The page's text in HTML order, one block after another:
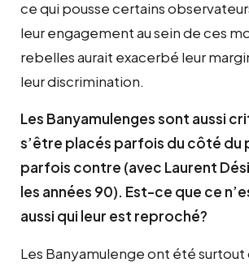
ce qui pousse certains
leur engagement au sein de ces
rebelles aurait exacerbé leur
leur discrimination.
Les Banyamulenges sont aussi
s’être placés parfois du côté du
parfois contre (avec Laurent
les années 90). Est-ce que ce
aussi qui leur est reproché?
Les Banyamulenge ont été